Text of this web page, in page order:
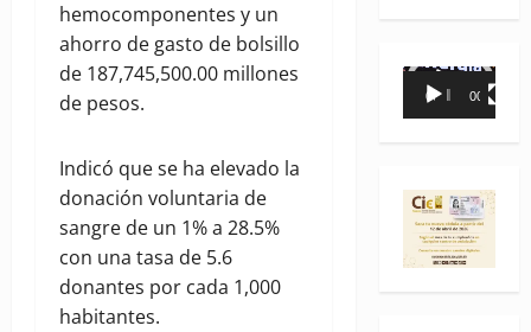
hemocomponentes y un
ahorro de gasto de bolsillo
de 187,745,500.00 millones
de pesos.
Indicó que se ha elevado la
donación voluntaria de
sangre de un 1% a 28.5%
con una tasa de 5.6
donantes por cada 1,000
habitantes.
Reproductor
00:00 00:35